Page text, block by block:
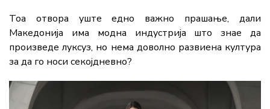
Тоа отвора уште едно важно прашање, дали
Македонија има модна индустрија што знае да
произведе луксуз, но нема доволно развиена култура
за да го носи секојдневно?